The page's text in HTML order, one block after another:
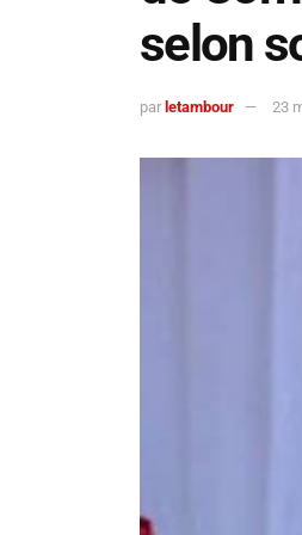
selon
par letambour 23